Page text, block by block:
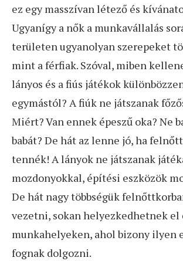
ez egy masszívan létező és
Ugyanígy a nők a munkavállalás
területen ugyanolyan szerepeket
mint a férfiak. Szóval, miben
lányos és a fiús játékok
egymástól? A fiúk ne játszanak
Miért? Van ennek épeszű oka? Ne
babát? De hát az lenne jó, ha
tennék! A lányok ne játszanak
mozdonyokkal, építési eszközök
De hát nagy többségük
vezetni, sokan helyezkedhetnek el
munkahelyeken, ahol bizony ilyen
fognak dolgozni.